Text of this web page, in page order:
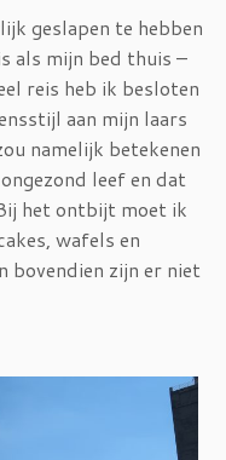
geslapen te hebben
als mijn bed thuis –
reis heb ik besloten
aan mijn laars
namelijk betekenen
leef en dat
het ontbijt moet ik
wafels en
bovendien zijn er niet